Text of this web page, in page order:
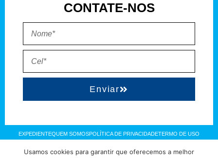
CONTATE-NOS
Enviar
EXPEDIENTEQUEM SOMOSPOLÍTICA DE PRIVACIDADETERMO DE USO
Usamos cookies para garantir que oferecemos a melhor